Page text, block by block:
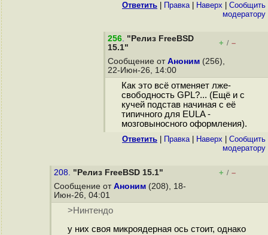
Ответить Правка| Наверх
Cообщить
модератору
256. "Релиз FreeBSD
15.1"
+ / –
Сообщение от Аноним (256),
22-Июн-26, 14:00
Как это всё отменяет лже-
свободность GPL?... (Ещё и с
кучей подстав начиная с её
типичного для EULA -
мозговыносного оформления).
Ответить Правка| Наверх
Cообщить
модератору
208. "Релиз FreeBSD 15.1" + / –
Сообщение от Аноним (208), 18-
Июн-26, 04:01
>Нинтендо
у них своя микроядерная ось стоит, однако